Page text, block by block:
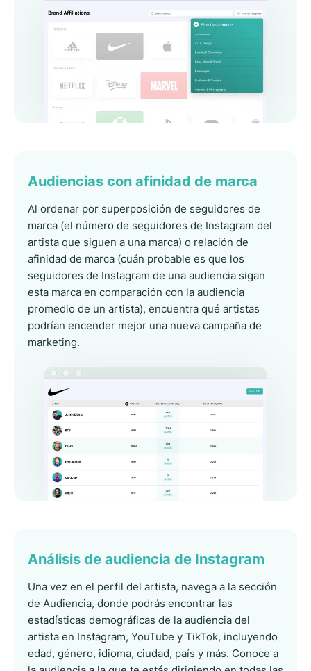
Audiencias con afinidad de marca
Al ordenar por superposición de seguidores de
marca (el número de seguidores de Instagram del
artista que siguen a una marca) o relación de
afinidad de marca (cuán probable es que los
seguidores de Instagram de una audiencia sigan
esta marca en comparación con la audiencia
promedio de un artista), encuentra qué artistas
podrían encender mejor una nueva campaña de
marketing.
Análisis de audiencia de Instagram
Una vez en el perfil del artista, navega a la sección
de Audiencia, donde podrás encontrar las
estadísticas demográficas de la audiencia del
artista en Instagram, YouTube y TikTok, incluyendo
edad, género, idioma, ciudad, país y más. Conoce a